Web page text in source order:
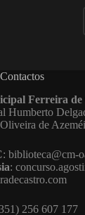
Contactos
Ferreira de
Humberto
de
: biblioteca@cm-
:
256 607 177